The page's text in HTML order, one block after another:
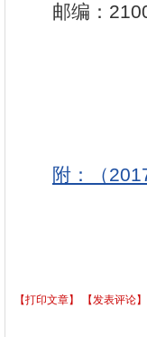
邮编：
附：（
【打印文章】 【发表评论】